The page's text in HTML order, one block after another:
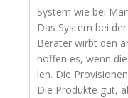
Sys­tem wie bei
Das Sys­tem bei
Bera­ter wirbt den
hof­fen es, wenn
len. Die
Die Pro­duk­te gut,